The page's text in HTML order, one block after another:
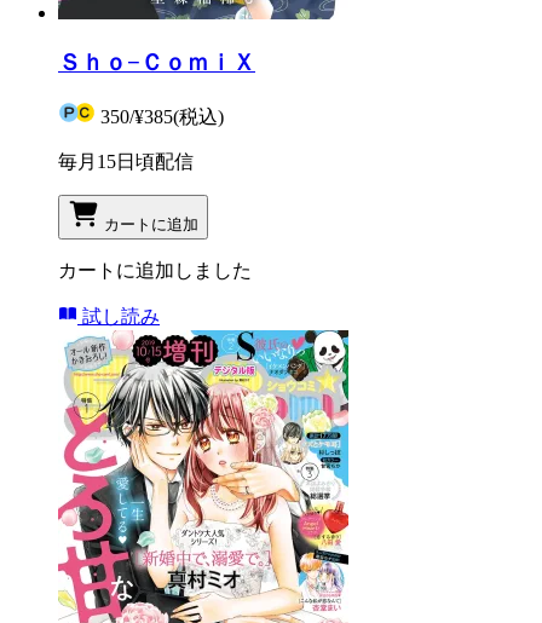
Ｓｈｏ−ＣｏｍｉＸ
350/¥385(税込)
毎月15日頃配信
カートに追加
カートに追加しました
試し読み